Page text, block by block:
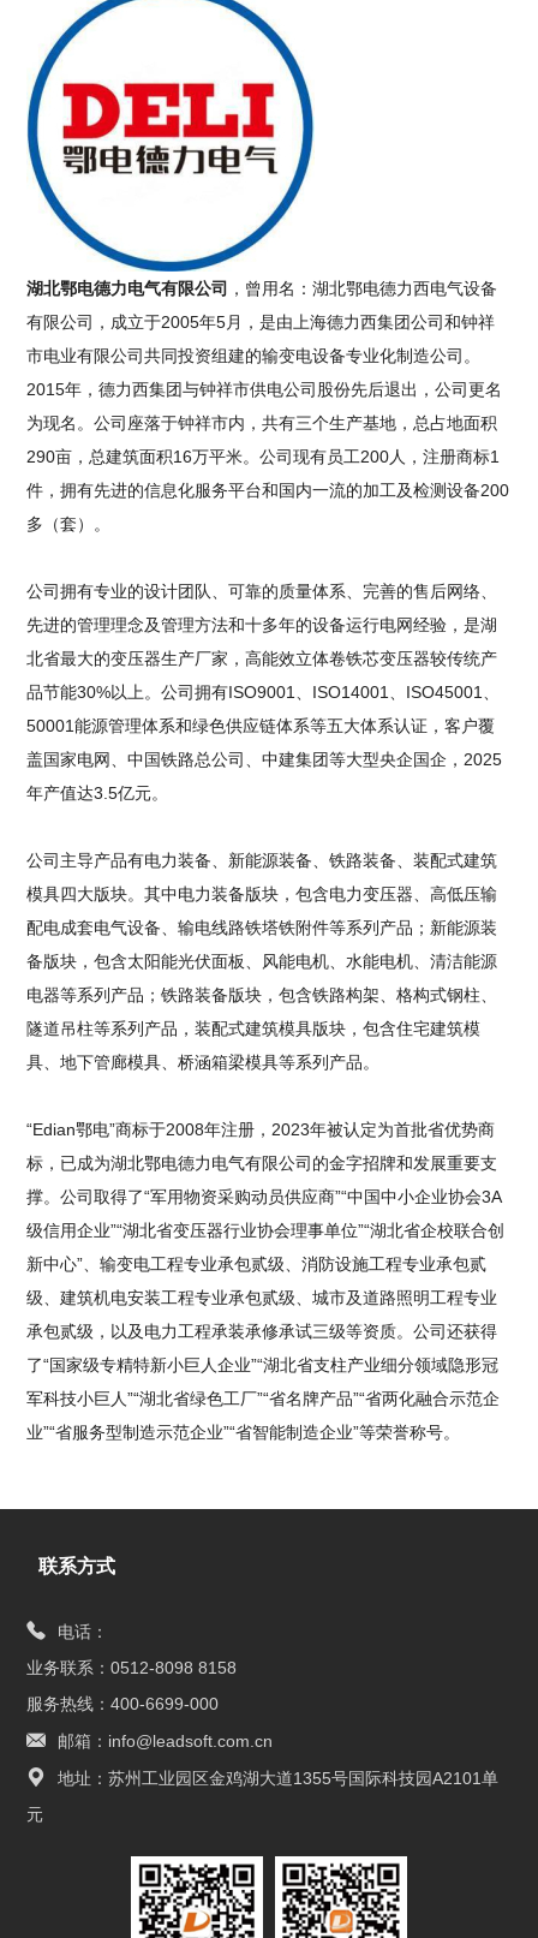
湖北鄂电德力电气有限公司 ，曾用名：湖北鄂电德力西电气设备
有限公司，成立于2005年5月，是由上海德力西集团公司和钟祥
市电业有限公司共同投资组建的输变电设备专业化制造公司。
2015年，德力西集团与钟祥市供电公司股份先后退出，公司更名
为现名。公司座落于钟祥市内，共有三个生产基地，总占地面积
290亩，总建筑面积16万平米。公司现有员工200人，注册商标1
件，拥有先进的信息化服务平台和国内一流的加工及检测设备200
多（套）。
公司拥有专业的设计团队、可靠的质量体系、完善的售后网络、
先进的管理理念及管理方法和十多年的设备运行电网经验，是湖
北省最大的变压器生产厂家，高能效立体卷铁芯变压器较传统产
品节能30%以上。公司拥有ISO9001、ISO14001、ISO45001、
50001能源管理体系和绿色供应链体系等五大体系认证，客户覆
盖国家电网、中国铁路总公司、中建集团等大型央企国企，2025
年产值达3.5亿元。
公司主导产品有电力装备、新能源装备、铁路装备、装配式建筑
模具四大版块。其中电力装备版块，包含电力变压器、高低压输
配电成套电气设备、输电线路铁塔铁附件等系列产品；新能源装
备版块，包含太阳能光伏面板、风能电机、水能电机、清洁能源
电器等系列产品；铁路装备版块，包含铁路构架、格构式钢柱、
隧道吊柱等系列产品，装配式建筑模具版块，包含住宅建筑模
具、地下管廊模具、桥涵箱梁模具等系列产品。
“Edian鄂电”商标于2008年注册，2023年被认定为首批省优势商
标，已成为湖北鄂电德力电气有限公司的金字招牌和发展重要支
撑。公司取得了“军用物资采购动员供应商”“中国中小企业协会3A
级信用企业”“湖北省变压器行业协会理事单位”“湖北省企校联合创
新中心”、输变电工程专业承包贰级、消防设施工程专业承包贰
级、建筑机电安装工程专业承包贰级、城市及道路照明工程专业
承包贰级，以及电力工程承装承修承试三级等资质。公司还获得
了“国家级专精特新小巨人企业”“湖北省支柱产业细分领域隐形冠
军科技小巨人”“湖北省绿色工厂”“省名牌产品”“省两化融合示范企
业”“省服务型制造示范企业”“省智能制造企业”等荣誉称号。
联系方式
电话：
业务联系：0512-8098 8158
服务热线：400-6699-000
邮箱：info@leadsoft.com.cn
地址：苏州工业园区金鸡湖大道1355号国际科技园A2101单
元